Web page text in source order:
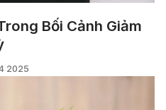
Bối Cảnh Giảm
2025